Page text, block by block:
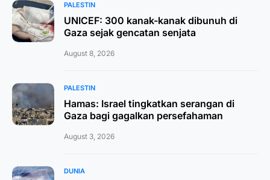
PALESTIN
UNICEF: 300 kanak-kanak dibunuh di
Gaza sejak gencatan senjata
August 8, 2026
PALESTIN
Hamas: Israel tingkatkan serangan di
Gaza bagi gagalkan persefahaman
August 3, 2026
DUNIA